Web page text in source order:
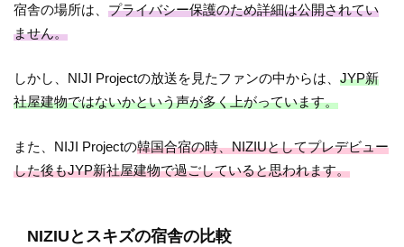
宿舎の場所は、プライバシー保護のため詳細は公開されてい
ません。
しかし、NIJI Projectの放送を見たファンの中からは、JYP新
社屋建物ではないかという声が多く上がっています。
また、NIJI Projectの韓国合宿の時、NIZIUとしてプレデビュー
した後もJYP新社屋建物で過ごしていると思われます。
NIZIUとスキズの宿舎の比較